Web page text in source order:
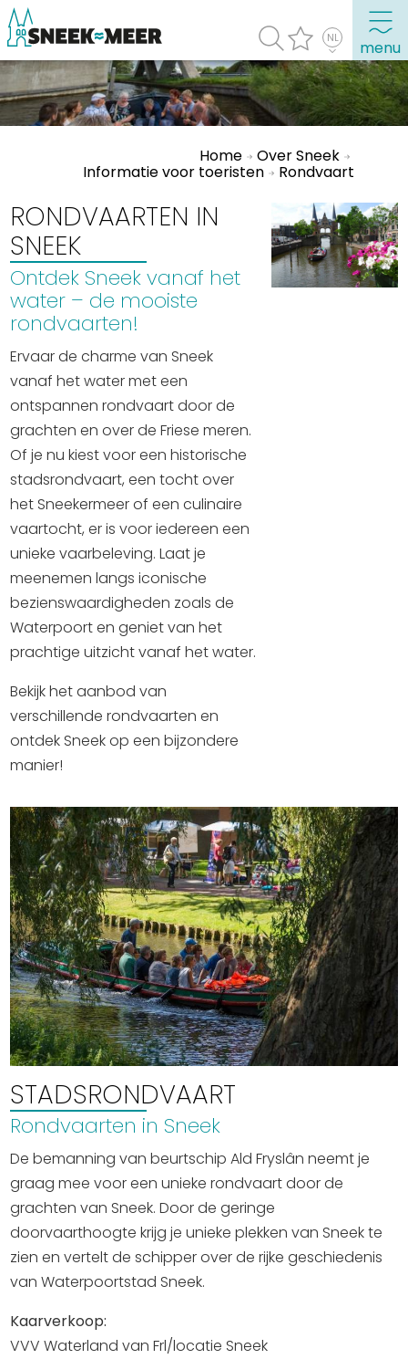
menu
Over Sneek
Toeristische informatie
Bezienswaardigheden
Winkelen, uitgaan en doen
Eten, drinken & uitgaan
Watersport
Overnachten
Winkelen
En meer
Arrangementen
Jouw Sneek
De Friese meren
Other languages
UITagenda
Routes
Veel bezochte pagina's:
Vakantie vieren in Sneek
Uitgaan in Sneek
Overnachten in Sneek
Citygame Escapegame Sneek
Webcams
De leukste routes
Interactieve plattegrond van Sneek
Winkelen in Sneek
Bootverhuur
Home Over Sneek
Informatie voor toeristen Rondvaart
RONDVAARTEN IN
SNEEK
Ontdek Sneek vanaf het
water – de mooiste
rondvaarten!
Ervaar de charme van Sneek
vanaf het water met een
ontspannen rondvaart door de
grachten en over de Friese meren.
Of je nu kiest voor een historische
stadsrondvaart, een tocht over
het Sneekermeer of een culinaire
vaartocht, er is voor iedereen een
unieke vaarbeleving. Laat je
meenemen langs iconische
bezienswaardigheden zoals de
Waterpoort en geniet van het
prachtige uitzicht vanaf het water.
Bekijk het aanbod van
verschillende rondvaarten en
ontdek Sneek op een bijzondere
manier!
STADSRONDVAART
Rondvaarten in Sneek
De bemanning van beurtschip Ald Fryslân neemt je
graag mee voor een unieke rondvaart door de
grachten van Sneek. Door de geringe
doorvaarthoogte krijg je unieke plekken van Sneek te
zien en vertelt de schipper over de rijke geschiedenis
van Waterpoortstad Sneek.
Kaarverkoop:
VVV Waterland van Frl/locatie Sneek